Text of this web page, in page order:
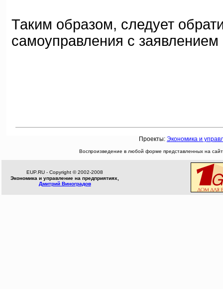
Таким образом, следует
самоуправления с заявлением
Проекты: Экономика и
Воспроизведение в любой форме представленных на
EUP.RU - Copyright © 2002-2008
Экономика и управление на предприятиях,
Дмитрий Виноградов